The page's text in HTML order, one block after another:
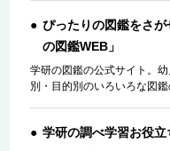
ぴったりの図鑑をさ
の図鑑WEB」
学研の図鑑の公式サイト。
別・目的別のいろいろな図
学研の調べ学習お役立